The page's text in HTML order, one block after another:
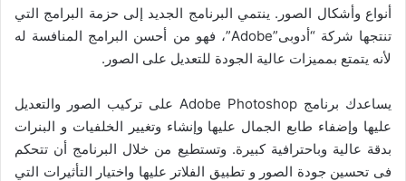
أنواع وأشكال الصور. ينتمي البرنامج الجديد إلى حزمة البرامج التي
تنتجها شركة “أدوبى”Adobe”، فهو من أحسن البرامج المنافسة له
لأنه يتمتع بمميزات عالية الجودة للتعديل على الصور.
يساعدك برنامج Adobe Photoshop على تركيب الصور والتعديل
عليها وإضفاء طابع الجمال عليها وإنشاء وتغيير الخلفيات و البنرات
بدقة عالية وباحترافية كبيرة. وتستطيع من خلال البرنامج أن تتحكم
فى تحسين جودة الصور و تطبيق الفلاتر عليها واختيار التأثيرات التي